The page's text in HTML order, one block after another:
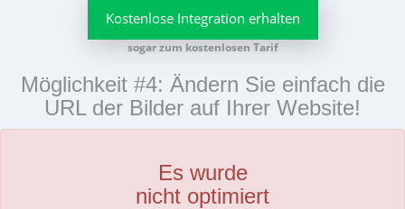
Kostenlose Integration erhalten
sogar zum kostenlosen Tarif
Möglichkeit #4: Ändern Sie einfach die
URL der Bilder auf Ihrer Website!
Es wurde
nicht optimiert